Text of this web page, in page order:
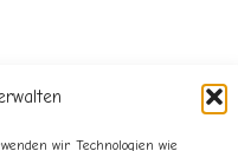
wir Technologien wie